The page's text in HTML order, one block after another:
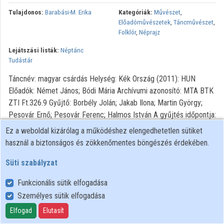
Közreműködők
Tulajdonos: Barabási-M. Erika Kategóriák: Művészet,
Előadóművészetek, Táncművészet,
Folklór, Néprajz
Lejátszási listák: Néptánc
Tudástár
Táncnév: magyar csárdás Helység: Kék Ország (2011): HUN
Előadók: Német János; Bódi Mária Archívumi azonosító: MTA BTK
ZTI Ft.326.9 Gyűjtő: Borbély Jolán; Jakab Ilona; Martin György;
Pesovár Ernő; Pesovár Ferenc; Halmos István A gyűjtés időpontja:
1957.04.26.
Felhasználói szabályzat
Adatkezelési tájékoztató
Süti szabályzat
Ez a weboldal kizárólag a működéshez elengedhetetlen sütiket
használ a biztonságos és zökkenőmentes böngészés érdekében.
Süti szabályzat
Funkcionális sütik elfogadása
Személyes sütik elfogadása
Elfogad Elutasít